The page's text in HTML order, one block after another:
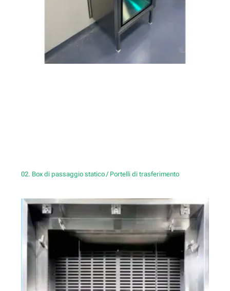
02. Box di passaggio statico / Portelli di trasferimento